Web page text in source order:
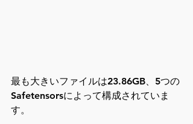
最も大きいファイルは23.86GB、5つの
Safetensorsによって構成されていま
す。